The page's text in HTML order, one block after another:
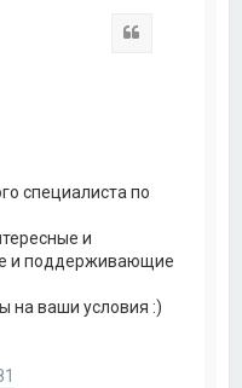
специалиста по
и
и поддерживающие
на ваши условия :)